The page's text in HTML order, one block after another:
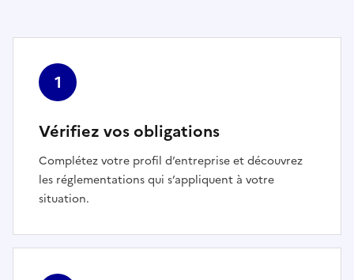
1
Vérifiez vos obligations
Complétez votre profil d’entreprise et découvrez
les réglementations qui s’appliquent à votre
situation.